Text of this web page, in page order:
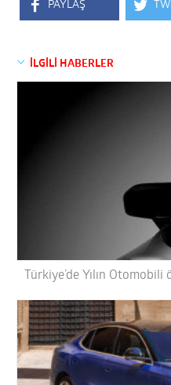
PAYLAŞ
İLGİLİ HABERLER
Türkiye’de Yılın